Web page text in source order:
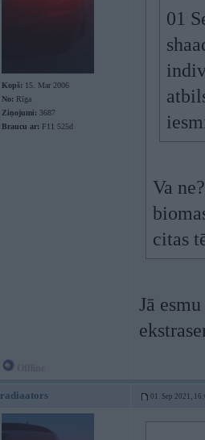
Kopš: 15. Mar 2006
No: Rīga
Ziņojumi: 3687
Braucu ar: F11 525d
01
Va
citas
Jā
radiaators 01. Sep 2021,